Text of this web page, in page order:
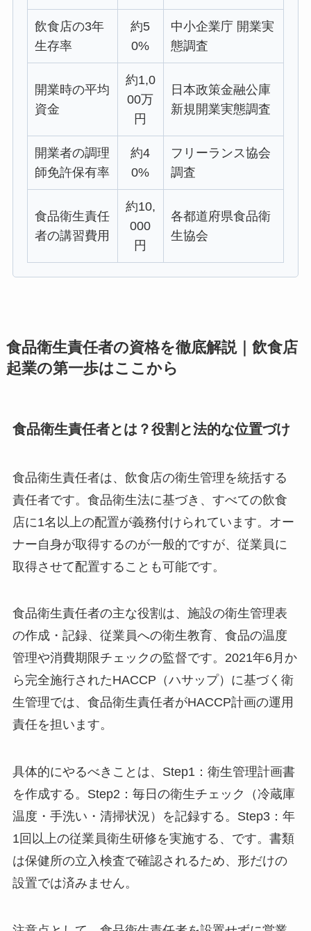
飲食店の3年
生存率
約5
0%
中小企業庁 開業実
態調査
開業時の平均
資金
約1,0
00万
円
日本政策金融公庫
新規開業実態調査
開業者の調理
師免許保有率
約4
0%
フリーランス協会
調査
食品衛生責任
者の講習費用
約10,
000
円
各都道府県食品衛
生協会
食品衛生責任者の資格を徹底解説｜飲食店
起業の第一歩はここから
食品衛生責任者とは？役割と法的な位置づけ
食品衛生責任者は、飲食店の衛生管理を統括する
責任者です。食品衛生法に基づき、すべての飲食
店に1名以上の配置が義務付けられています。オー
ナー自身が取得するのが一般的ですが、従業員に
取得させて配置することも可能です。
食品衛生責任者の主な役割は、施設の衛生管理表
の作成・記録、従業員への衛生教育、食品の温度
管理や消費期限チェックの監督です。2021年6月か
ら完全施行されたHACCP（ハサップ）に基づく衛
生管理では、食品衛生責任者がHACCP計画の運用
責任を担います。
具体的にやるべきことは、Step1：衛生管理計画書
を作成する。Step2：毎日の衛生チェック（冷蔵庫
温度・手洗い・清掃状況）を記録する。Step3：年
1回以上の従業員衛生研修を実施する、です。書類
は保健所の立入検査で確認されるため、形だけの
設置では済みません。